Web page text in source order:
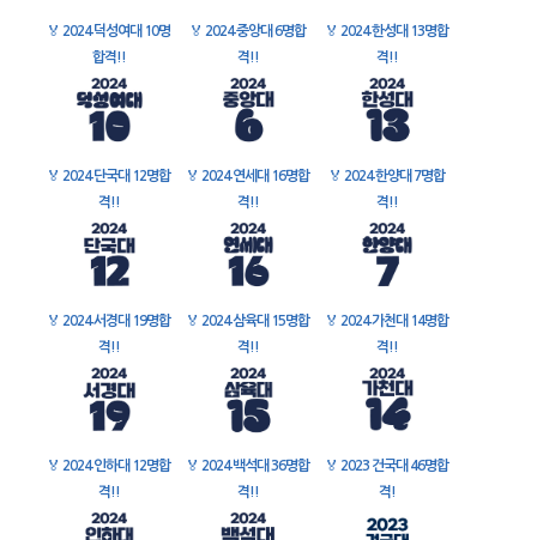
🏅 2024 덕성여대 10명
합격!!
🏅 2024 중앙대 6명합
격!!
🏅 2024 한성대 13명합
격!!
🏅 2024 단국대 12명합
격!!
🏅 2024 연세대 16명합
격!!
🏅 2024 한양대 7명합
격!!
🏅 2024 서경대 19명합
격!!
🏅 2024 삼육대 15명합
격!!
🏅 2024 가천대 14명합
격!!
🏅 2024 인하대 12명합
격!!
🏅 2024 백석대 36명합
격!!
🏅 2023 건국대 46명합
격!